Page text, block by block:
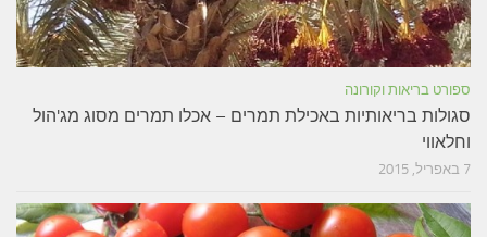
ספורט בריאות וקורונה
סגולות בריאותיות באכילת תמרים – אכלו תמרים מסוג מג'הול
וחלאווי
7 באפריל, 2015